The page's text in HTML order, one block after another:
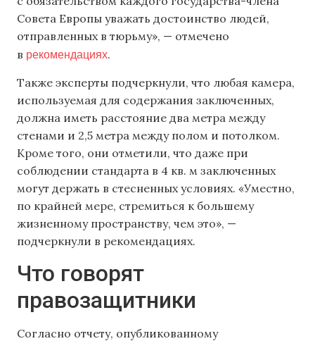
Совета Европы уважать достоинство людей,
отправленных в тюрьму», — отмечено
в рекомендациях.
Также эксперты подчеркнули, что любая камера,
используемая для содержания заключенных,
должна иметь расстояние два метра между
стенами и 2,5 метра между полом и потолком.
Кроме того, они отметили, что даже при
соблюдении стандарта в 4 кв. м заключенных
могут держать в стесненных условиях. «Уместно,
по крайней мере, стремиться к большему
жизненному пространству, чем это», —
подчеркнули в рекомендациях.
Что говорят
правозащитники
Согласно отчету, опубликованному